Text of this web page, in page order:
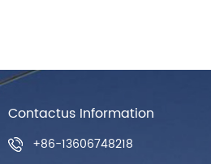
Contactus Information
+86-13606748218